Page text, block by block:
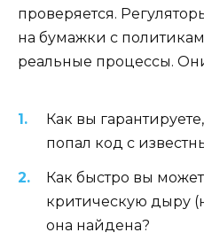
проверяется.
на бумажки с
реальные процессы.
Как вы
попал код с
Как быстро вы
критическую дыру
она найдена?